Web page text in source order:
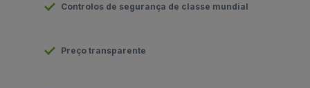
Controlos de segurança de classe mundial
Preço transparente